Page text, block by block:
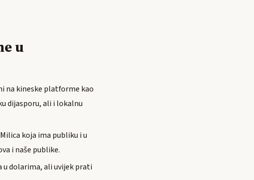
u
na kineske platforme kao
dijasporu, ali i lokalnu
koja ima publiku i u
i naše publike.
u dolarima, ali uvijek prati